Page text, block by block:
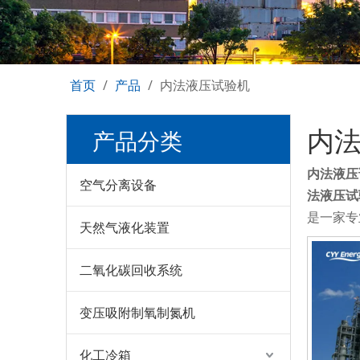
首页 / 产品 / 内法液压试验机
产品分类
空气分离设备
天然气液化装置
二氧化碳回收系统
变压吸附制氧制氮机
化工冷箱
内
内法液
法液压
是一家